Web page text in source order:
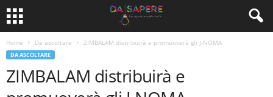
Home Da ascoltare ZIMBALAM distribuirà e promuoverà gli J-NOMA
DA ASCOLTARE
ZIMBALAM distribuirà e